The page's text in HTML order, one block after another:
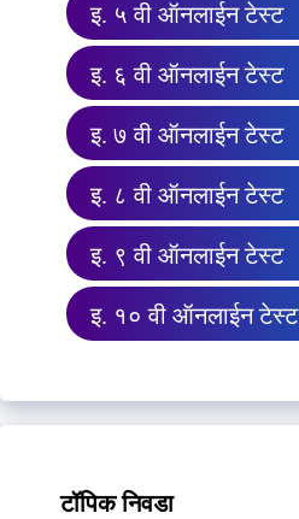
इ. ५ वी ऑनलाईन टेस्ट
इ. ६ वी ऑनलाईन टेस्ट
इ. ७ वी ऑनलाईन टेस्ट
इ. ८ वी ऑनलाईन टेस्ट
इ. ९ वी ऑनलाईन टेस्ट
इ. १० वी ऑनलाईन टेस्ट
टॉपिक निवडा